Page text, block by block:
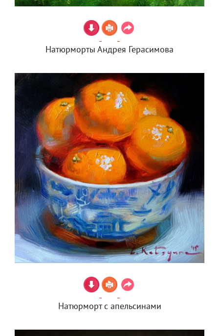
Натюрморты Андрея Герасимова
Натюрморт с апельсинами